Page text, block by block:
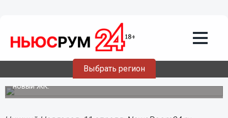
Выбрать регион
Жители 22 домов под снос на Бекетова
в Нижнем Новгороде получат
компенсации
На месте частых домов и «народной стройки» возведут
новый ЖК.